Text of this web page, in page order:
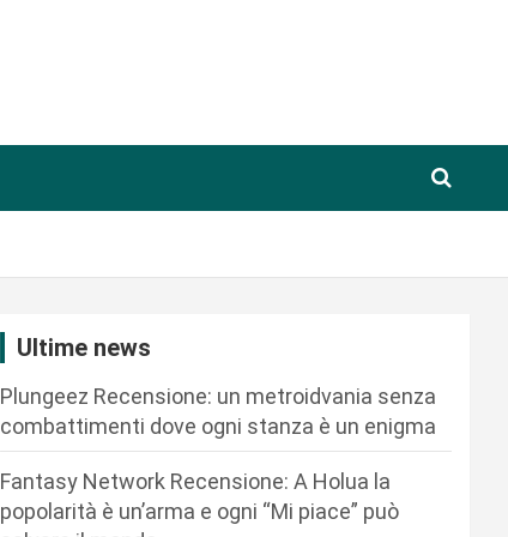
Ultime news
Plungeez Recensione: un metroidvania senza
combattimenti dove ogni stanza è un enigma
Fantasy Network Recensione: A Holua la
popolarità è un’arma e ogni “Mi piace” può